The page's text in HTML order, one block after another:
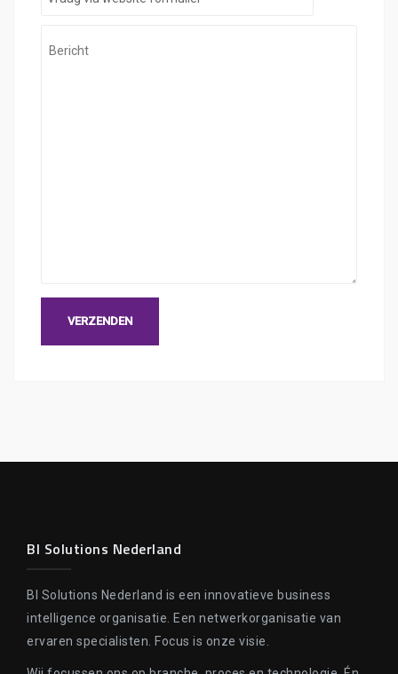
BI Solutions Nederland
BI Solutions Nederland is een innovatieve business
intelligence organisatie. Een netwerkorganisatie van
ervaren specialisten. Focus is onze visie.